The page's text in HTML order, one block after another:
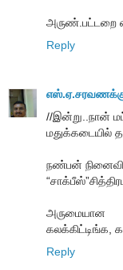
அருண்.பட்டறை
Reply
//இன்று..நான்
மதுக்கடையில்
நண்பன்
அருமையான
கலக்கிட்டிங்க,
Reply